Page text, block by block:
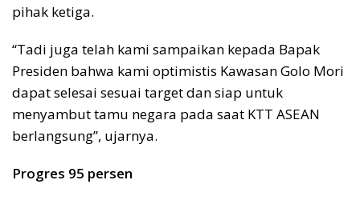
pihak ketiga.
“Tadi juga telah kami sampaikan kepada Bapak
Presiden bahwa kami optimistis Kawasan Golo Mori
dapat selesai sesuai target dan siap untuk
menyambut tamu negara pada saat KTT ASEAN
berlangsung”, ujarnya.
Progres 95 persen